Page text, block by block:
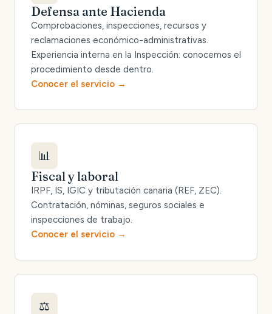
Defensa ante Hacienda
Comprobaciones, inspecciones, recursos y
reclamaciones económico-administrativas.
Experiencia interna en la Inspección: conocemos el
procedimiento desde dentro.
Conocer el servicio
📊
Fiscal y laboral
IRPF, IS, IGIC y tributación canaria (REF, ZEC).
Contratación, nóminas, seguros sociales e
inspecciones de trabajo.
Conocer el servicio
⚖️